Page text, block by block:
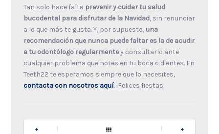
Tan solo hace falta prevenir y cuidar tu salud
bucodental para disfrutar de la Navidad, sin renunciar
a lo que más te gusta. Y, por supuesto, una
recomendación que nunca puede faltar es la de acudir
a tu odontólogo regularmentey consultarlo ante
cualquier problema que notes en tu boca o dientes. En
Teeth22 te esperamos siempre que lo necesites,
contacta con nosotros aquí. ¡Felices fiestas!